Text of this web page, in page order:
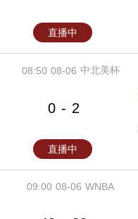
直播中
08-06
08:50 中北美杯
0 - 2
直播中
08-06
09:00 WNBA